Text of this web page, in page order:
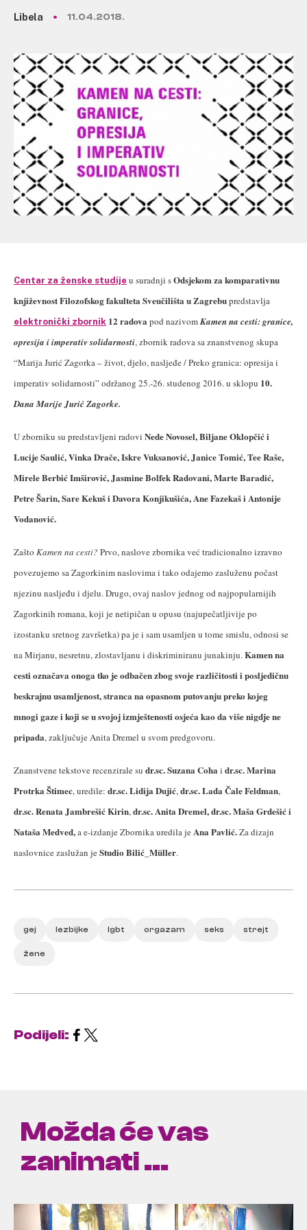
Libela 11.04.2018.
Centar za ženske studije u suradnji sOdsjekom za komparativnu
književnost Filozofskog fakulteta Sveučilišta u Zagrebupredstavlja
elektronički zbornik 12 radova pod nazivomKamen na cesti: granice,
opresija i imperativ solidarnosti, zbornik radova sa znanstvenog skupa
“Marija Jurić Zagorka – život, djelo, nasljeđe / Preko granica: opresija i
imperativ solidarnosti” održanog 25.-26. studenog 2016. u sklopu 10.
Dana Marije Jurić Zagorke.
U zborniku su predstavljeni radovi Nede Novosel, Biljane Oklopčić i
Lucije Saulić, Vinka Drače, Iskre Vuksanović, Janice Tomić, Tee Raše,
Mirele Berbić Imširović, Jasmine Bolfek Radovani, Marte Baradić,
Petre Šarin, Sare Kekuš i Davora Konjikušića, Ane Fazekaš i Antonije
Vodanović.
Zašto Kamen na cesti? Prvo, naslove zbornika već tradicionalno izravno
povezujemo sa Zagorkinim naslovima i tako odajemo zasluženu počast
njezinu nasljeđu i djelu. Drugo, ovaj naslov jednog od najpopularnijih
Zagorkinih romana, koji je netipičan u opusu (najupečatljivije po
izostanku sretnog završetka) pa je i sam usamljen u tome smislu, odnosi se
na Mirjanu, nesretnu, zlostavljanu i diskriminiranu junakinju.Kamen na
cesti označava onoga tko je odbačen zbog svoje različitosti i posljedičnu
beskrajnu usamljenost, stranca na opasnom putovanju preko kojeg
mnogi gaze i koji se u svojoj izmještenosti osjeća kao da više nigdje ne
pripada, zaključuje Anita Dremel u svom predgovoru.
Znanstvene tekstove recenzirale su dr.sc. Suzana Coha i dr.sc. Marina
Protrka Štimec, uredile: dr.sc. Lidija Dujić,dr.sc. Lada Čale Feldman,
dr.sc. Renata Jambrešić Kirin,dr.sc. Anita Dremel, dr.sc. Maša Grdešić i
Nataša Medved,a e-izdanje Zbornika uredila jeAna Pavlić.Zadizajn
naslovnicezaslužan jeStudio Bilić_Müller.
gej lezbijke lgbt orgazam seks strejt
žene
Podijeli:
Možda će vas
zanimati ...